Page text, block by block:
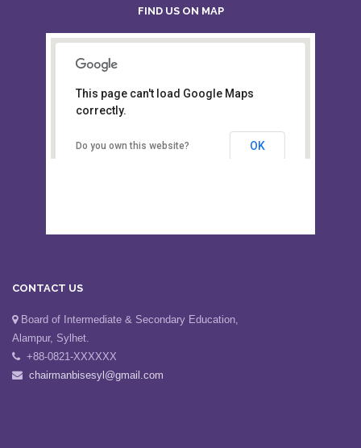
FIND US ON MAP
Board of Intermediate &
Secondary Education, Alampur,
This page can't load Google Maps
correctly.
Do you own this website? OK
CONTACT US
Board of Intermediate & Secondary Education,
Alampur, Sylhet.
+88-0821-XXXXXX
chairmanbisesyl@gmail.com